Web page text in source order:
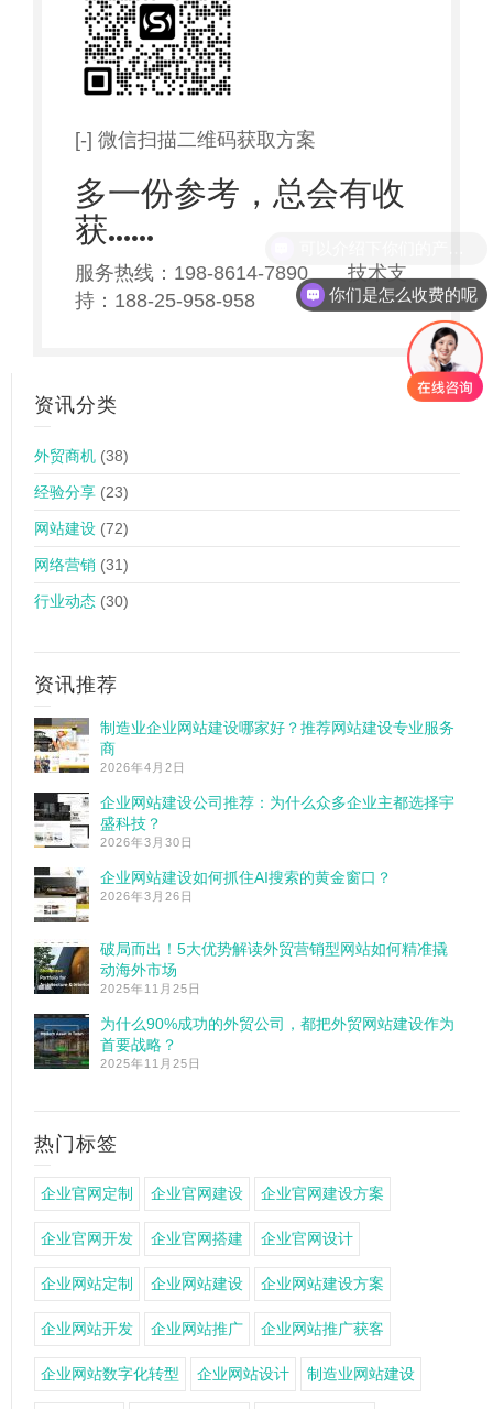
[-] 微信扫描二维码获取方案
多一份参考，总会有收
获……
服务热线：198-8614-7890 技术支
持：188-25-958-958
资讯分类
外贸商机 (38)
经验分享 (23)
网站建设 (72)
网络营销 (31)
行业动态 (30)
资讯推荐
制造业企业网站建设哪家好？推荐网站建设专业服务
商
2026年4月2日
企业网站建设公司推荐：为什么众多企业主都选择宇
盛科技？
2026年3月30日
企业网站建设如何抓住AI搜索的黄金窗口？
2026年3月26日
破局而出！5大优势解读外贸营销型网站如何精准撬
动海外市场
2025年11月25日
为什么90%成功的外贸公司，都把外贸网站建设作为
首要战略？
2025年11月25日
热门标签
企业官网定制 企业官网建设 企业官网建设方案
企业官网开发 企业官网搭建 企业官网设计
企业网站定制 企业网站建设 企业网站建设方案
企业网站开发 企业网站推广 企业网站推广获客
企业网站数字化转型 企业网站设计 制造业网站建设
你们是怎么收费的呢